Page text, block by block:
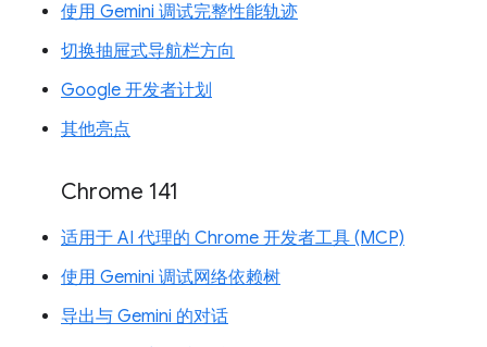
使用 Gemini 调试完整性能轨迹
切换抽屉式导航栏方向
Google 开发者计划
其他亮点
Chrome 141
适用于 AI 代理的 Chrome 开发者工具 (MCP)
使用 Gemini 调试网络依赖树
导出与 Gemini 的对话